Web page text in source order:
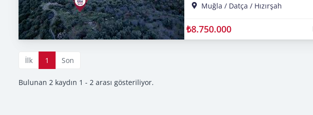
Muğla / Datça / Hızırşah
₺8.750.000
İlk 1 Son
Bulunan 2 kaydın 1 - 2 arası gösteriliyor.